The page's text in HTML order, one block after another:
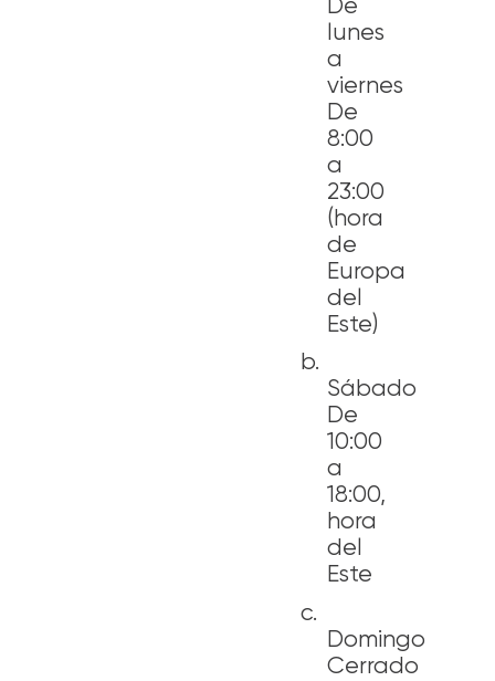
lunes
a
viernes
De
8:00
a
23:00
(hora
de
Europa
del
Este)
b.
De
10:00
a
18:00,
hora
del
Este
c.
Cerrado